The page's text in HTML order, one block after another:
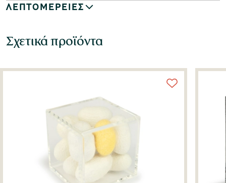
ΛΕΠΤΟΜΕΡΕΙΕΣ
Σχετικά προϊόντα